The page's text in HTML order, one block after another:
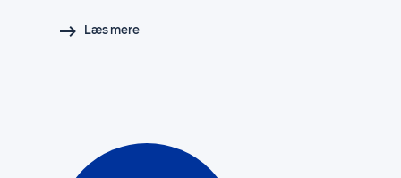
Læs mere